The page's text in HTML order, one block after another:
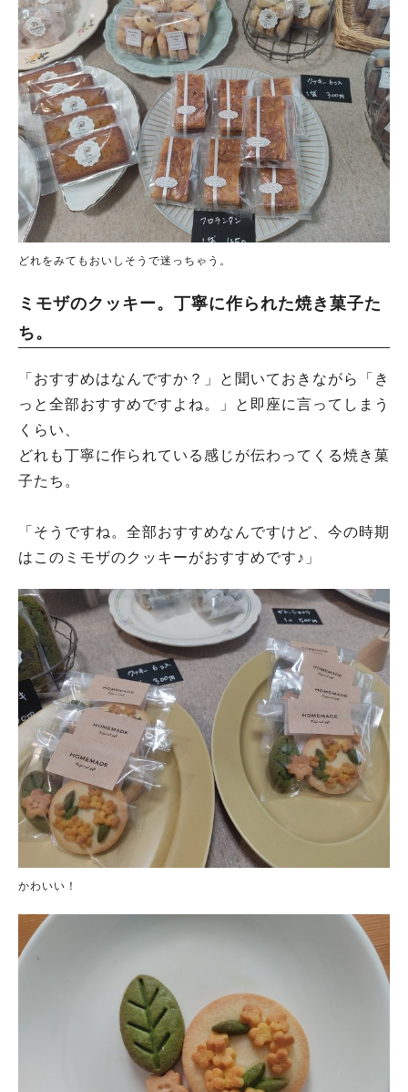
どれをみてもおいしそうで迷っちゃう。
ミモザのクッキー。丁寧に作られた焼き菓子た
ち。
「おすすめはなんですか？」と聞いておきながら「き
っと全部おすすめですよね。」と即座に言ってしまう
くらい、
どれも丁寧に作られている感じが伝わってくる焼き菓
子たち。
「そうですね。全部おすすめなんですけど、今の時期
はこのミモザのクッキーがおすすめです♪」
かわいい！